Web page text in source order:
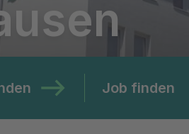
Job finden